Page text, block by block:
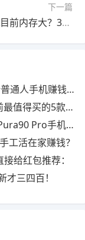
下一篇
什么手机目前内存大？3款“耐用王”手机，16GB+1TB超大内存
机赚钱的软件分享
机，用四年都不卡！
Pro手机怎么样？
工活在家赚钱？
给红包推荐：
三四百！